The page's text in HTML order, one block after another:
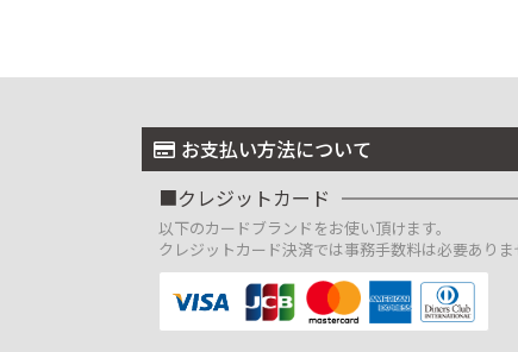
お支払い方法について
クレジットカード
以下のカードブランドをお使い頂けます。
クレジットカード決済では事務手数料は必要ありま